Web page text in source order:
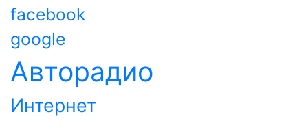
facebook
google
Авторадио
Интернет